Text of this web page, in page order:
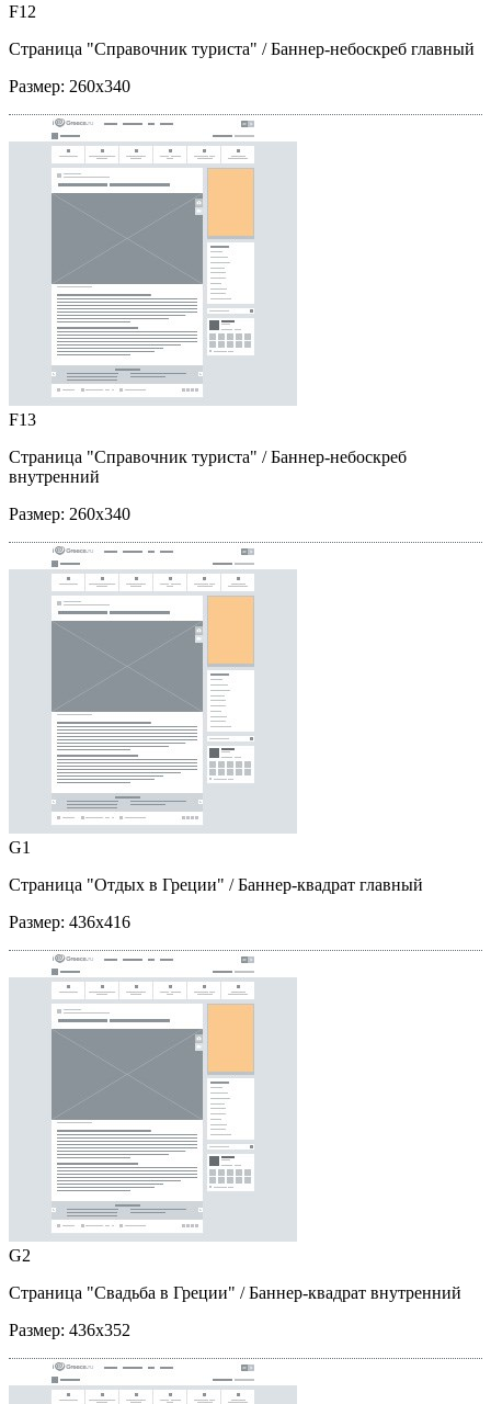
F12
Страница "Справочник туриста" / Баннер-небоскреб главный
Размер: 260x340
F13
Страница "Справочник туриста" / Баннер-небоскреб
внутренний
Размер: 260x340
G1
Страница "Отдых в Греции" / Баннер-квадрат главный
Размер: 436x416
G2
Страница "Свадьба в Греции" / Баннер-квадрат внутренний
Размер: 436x352